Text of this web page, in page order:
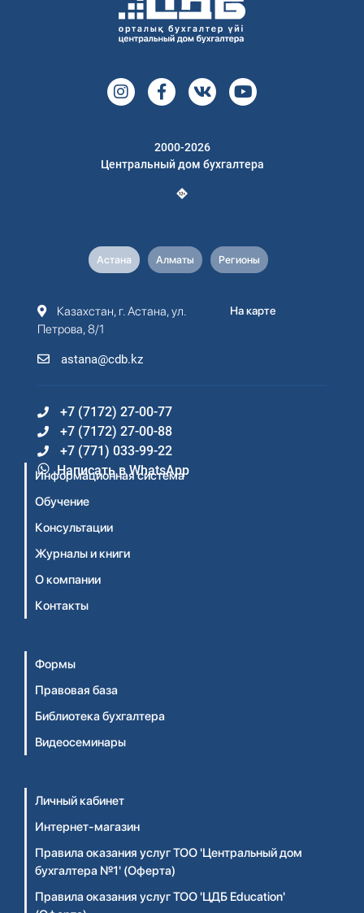
2000-2026
Центральный дом бухгалтера
Астана Алматы Регионы
Казахстан, г. Астана, ул.
Петрова, 8/1
astana@cdb.kz
На карте
+7 (7172) 27-00-77
+7 (7172) 27-00-88
+7 (771) 033-99-22
Написать в WhatsApp
Информационная система
Обучение
Консультации
Журналы и книги
О компании
Контакты
Формы
Правовая база
Библиотека бухгалтера
Видеосеминары
Личный кабинет
Интернет-магазин
Правила оказания услуг ТОО 'Центральный дом
бухгалтера №1' (Оферта)
Правила оказания услуг ТОО 'ЦДБ Education'